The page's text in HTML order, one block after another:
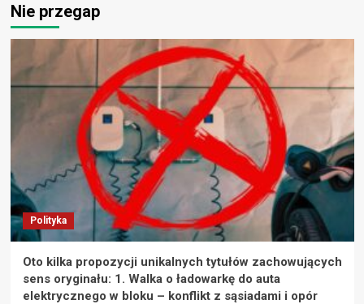
Nie przegap
Polityka
Oto kilka propozycji unikalnych tytułów zachowujących
sens oryginału: 1. Walka o ładowarkę do auta
elektrycznego w bloku – konflikt z sąsiadami i opór